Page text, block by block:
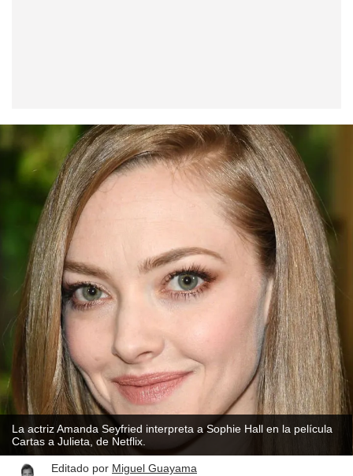
La actriz Amanda Seyfried interpreta a Sophie Hall en la película
Cartas a Julieta, de Netflix.
Editado por Miguel Guayama